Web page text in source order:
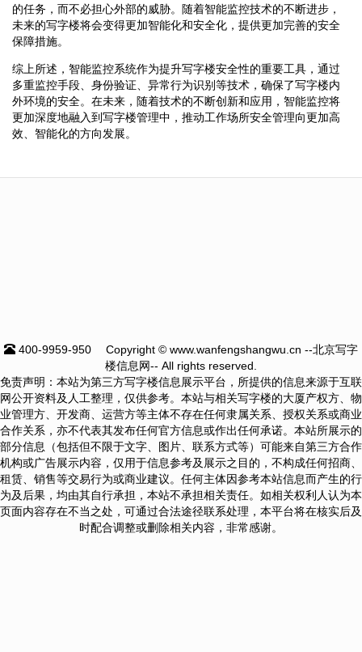
的任务，而不必担心外部的威胁。随着智能监控技术的不断进步，
未来的写字楼将会变得更加智能化和安全化，提供更加完善的安全
保障措施。
综上所述，智能监控系统作为提升写字楼安全性的重要工具，通过
多重监控手段、身份验证、异常行为识别等技术，确保了写字楼内
外环境的安全。在未来，随着技术的不断创新和应用，智能监控将
更加深度地融入到写字楼管理中，推动工作场所安全管理向更加高
效、智能化的方向发展。
400-9959-950
Copyright © www.wanfengshangwu.cn --北京写字
楼信息网-- All rights reserved.
免责声明：本站为第三方写字楼信息展示平台，所提供的信息来源于互联
网公开资料及人工整理，仅供参考。本站与相关写字楼的大厦产权方、物
业管理方、开发商、运营方等主体不存在任何隶属关系、授权关系或商业
合作关系，亦不代表其发布任何官方信息或作出任何承诺。本站所展示的
部分信息（包括但不限于文字、图片、联系方式等）可能来自第三方合作
机构或广告展示内容，仅用于信息参考及展示之目的，不构成任何招商、
租赁、销售等交易行为或商业建议。任何主体因参考本站信息而产生的行
为及后果，均由其自行承担，本站不承担相关责任。如相关权利人认为本
页面内容存在不当之处，可通过合法途径联系处理，本平台将在核实后及
时配合调整或删除相关内容，非常感谢。